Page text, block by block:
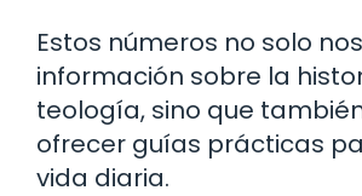
Estos números no solo
información sobre la
teología, sino que
ofrecer guías prácticas
vida diaria.